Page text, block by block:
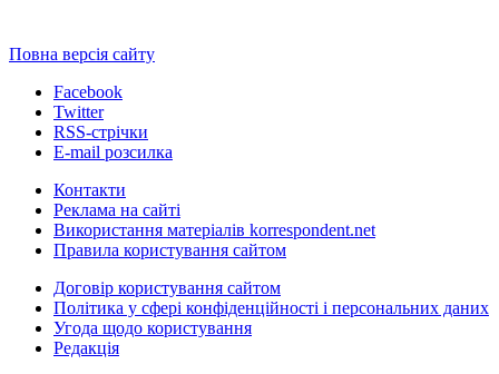
Повна версія сайту
Facebook
Twitter
RSS-стрічки
E-mail розсилка
Контакти
Реклама на сайті
Використання матеріалів korrespondent.net
Правила користування сайтом
Договір користування сайтом
Політика у сфері конфіденційності і персональних даних
Угода щодо користування
Редакція